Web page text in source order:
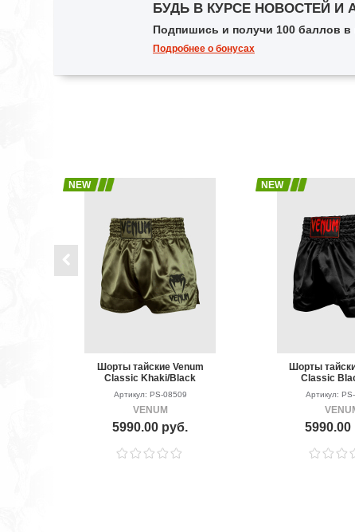
БУДЬ В КУРСЕ НОВОСТЕЙ И
Подпишись и получи 100 баллов в
Подробнее о бонусах
NEW
Шорты тайские Venum
Classic Khaki/Black
Артикул: PS-08509
VENUM
5990.00 руб.
NEW
Шорты
Classic
Артикул:
5990.00